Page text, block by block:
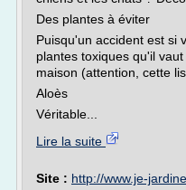
Des plantes à éviter
Puisqu'un accident est si
plantes toxiques qu'il
maison (attention, cette
Aloès
Véritable...
Lire la suite
Site : http://www.je-